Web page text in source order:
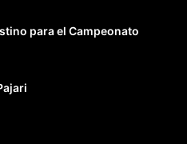
para el Campeonato